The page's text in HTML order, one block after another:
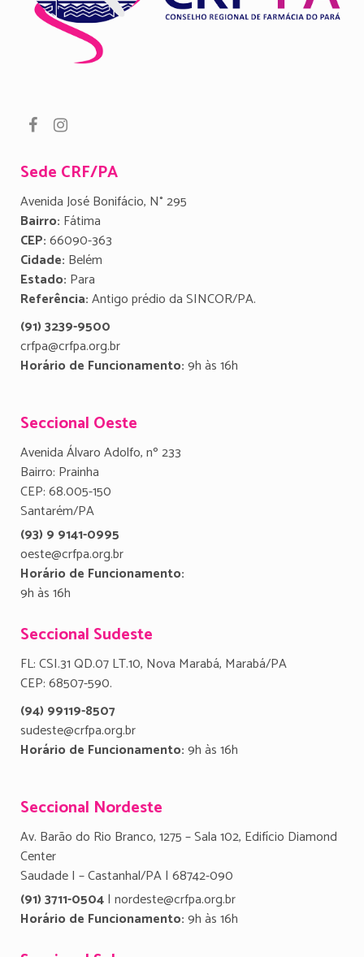
Sede CRF/PA
Avenida José Bonifácio, N° 295
Bairro: Fátima
CEP:66090-363
Cidade: Belém
Estado: Para
Referência:Antigo prédio da SINCOR/PA.
(91) 3239-9500
crfpa@crfpa.org.br
Horário de Funcionamento:9h às 16h
Seccional Oeste
Avenida Álvaro Adolfo, nº 233
Bairro: Prainha
CEP: 68.005-150
Santarém/PA
(93) 9 9141-0995
oeste@crfpa.org.br
Horário de Funcionamento:
9h às 16h
Seccional Sudeste
FL: CSI.31 QD.07 LT.10, Nova Marabá, Marabá/PA
CEP: 68507-590.
(94) 99119-8507
sudeste@crfpa.org.br
Horário de Funcionamento:9h às 16h
Seccional Nordeste
Av. Barão do Rio Branco, 1275 – Sala 102, Edifício Diamond
Center
Saudade I – Castanhal/PA | 68742-090
(91) 3711-0504| nordeste@crfpa.org.br
Horário de Funcionamento:9h às 16h